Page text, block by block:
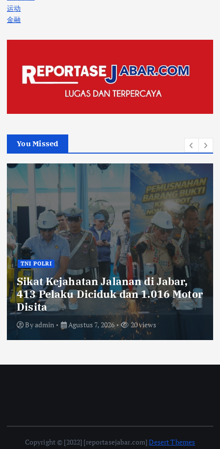
运动
金融
You Missed
TNI POLRI
Sikat Kejahatan Jalanan di Jabar,
413 Pelaku Diciduk dan 1.016 Motor
Disita
Byadmin Agustus 7, 2026 20 views
Copyright © [2022] [reportasejabar.com]Desert Themes